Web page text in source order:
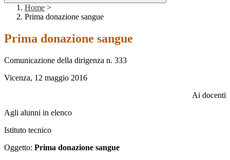
Home >
Prima donazione sangue
Prima donazione sangue
Comunicazione della dirigenza n. 333
Vicenza, 12 maggio 2016
Ai docenti
Agli alunni in elenco
Istituto tecnico
Oggetto: Prima donazione sangue